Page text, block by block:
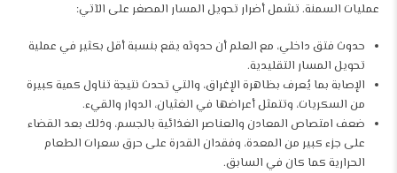
عمليات السمنة. تشمل أضرار تحويل المسار المصغر على الآتي:
حدوث فتق داخلي، مع العلم أن حدوثه يقع بنسبة أقل بكثير في عملية
تحويل المسار التقليدية.
الإصابة بما يُعرف بظاهرة الإغراق، والتي تحدث نتيجة تناول كمية كبيرة
من السكريات، وتتمثل أعراضها في الغثيان، الدوار والقيء.
ضعف امتصاص المعادن والعناصر الغذائية بالجسم، وذلك بعد القضاء
على جزء كبير من المعدة، وفقدان القدرة على حرق سعرات الطعام
الحرارية كما كان في السابق.